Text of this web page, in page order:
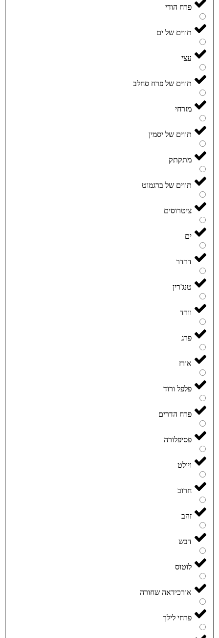
פרח הודי
תווים של ים
עצי
תווים של פרח סחלב
מזרחי
תווים של יסמין
מתקתק
תווים של ברגמוט
ציטרוסים
ים
דרדר
טנג'רין
וורד
פרג
אורז
פלפל ורוד
פרח הדרים
פסיפלורה
ויולט
חרוב
זהב
דבש
לוטוס
אורכידאה שחורה
פרחי לילך